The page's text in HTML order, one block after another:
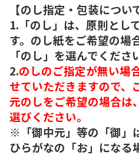
【のし指定・包装につい
1.「のし」は、原則とし
す。のし紙をご希望の場
「のし」を選んでくださ
2.のしのご指定が無い場
せていただきますので、
元のしをご希望の場合は
選びください。
※「御中元」等の「御」
ひらがなの「お」になる